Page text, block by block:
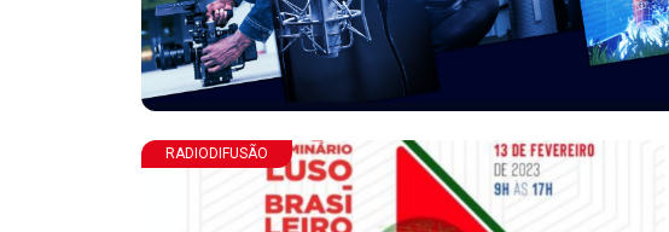
RADIODIFUSÃO